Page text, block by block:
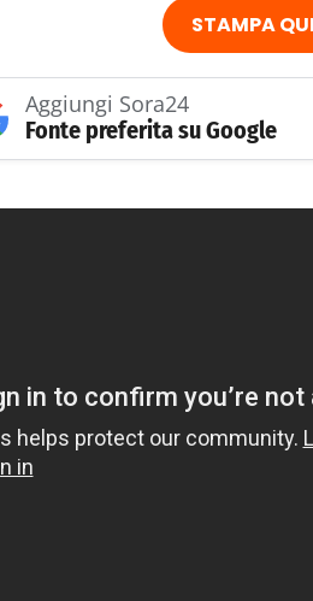
STAMPA
Aggiungi Sora24
Fonte preferita su Google